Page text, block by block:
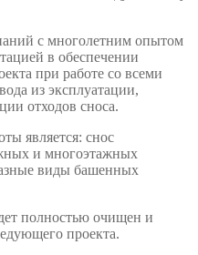
с многолетним опытом
в обеспечении
при работе со всеми
из эксплуатации,
отходов сноса.
является: снос
и многоэтажных
виды башенных
полностью очищен и
проекта.